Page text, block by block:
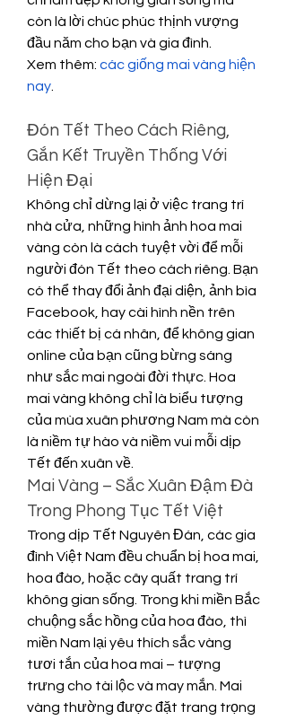
còn là lời chúc phúc thịnh vượng
đầu năm cho bạn và gia đình.
Xem thêm: các giống mai vàng hiện
nay
Đón Tết Theo Cách Riêng,
Gắn Kết Truyền Thống Với
Hiện Đại
Không chỉ dừng lại ở việc trang trí
nhà cửa, những hình ảnh hoa mai
vàng còn là cách tuyệt vời để mỗi
người đón Tết theo cách riêng. Bạn
có thể thay đổi ảnh đại diện, ảnh bìa
Facebook, hay cài hình nền trên
các thiết bị cá nhân, để không gian
online của bạn cũng bừng sáng
như sắc mai ngoài đời thực. Hoa
mai vàng không chỉ là biểu tượng
của mùa xuân phương Nam mà còn
là niềm tự hào và niềm vui mỗi dịp
Tết đến xuân về.
Mai Vàng – Sắc Xuân Đậm Đà
Trong Phong Tục Tết Việt
Trong dịp Tết Nguyên Đán, các gia
đình Việt Nam đều chuẩn bị hoa mai,
hoa đào, hoặc cây quất trang trí
không gian sống. Trong khi miền Bắc
chuộng sắc hồng của hoa đào, thì
miền Nam lại yêu thích sắc vàng
tươi tắn của hoa mai – tượng
trưng cho tài lộc và may mắn. Mai
vàng thường được đặt trang trọng